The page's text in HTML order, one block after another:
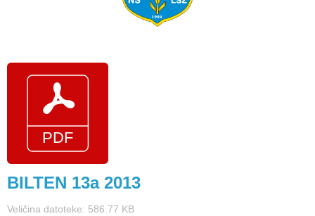
BILTEN 13a 2013
Veličina datoteke: 586.77 KB